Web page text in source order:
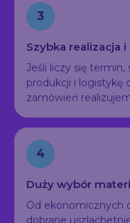
3
Szybka realizacja
Jeśli liczy się
produkcji i logistykę
zamówień
4
Duży wybór
Od ekonomicznych
dobrane